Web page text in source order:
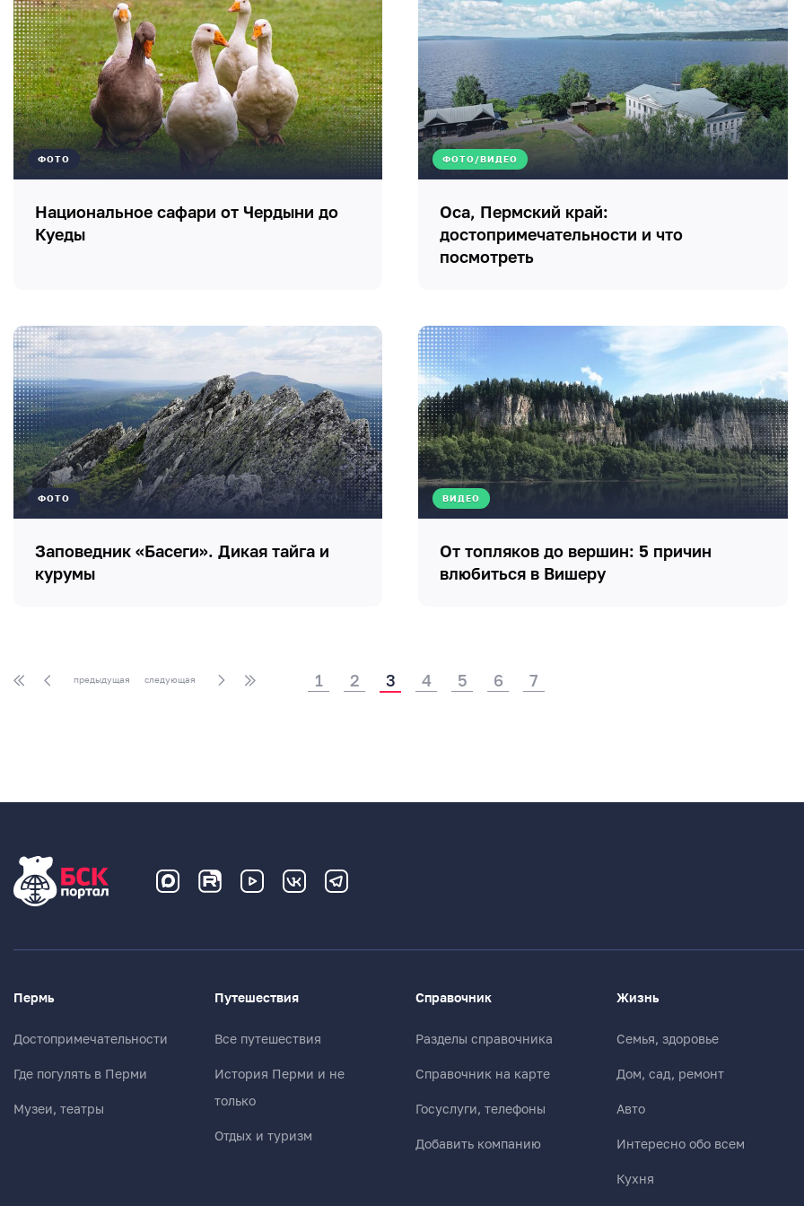
ФОТО
Национальное сафари от Чердыни до
Куеды
ФОТО/ВИДЕО
Оса, Пермский край:
достопримечательности и что
посмотреть
ФОТО
Заповедник «Басеги». Дикая тайга и
курумы
ВИДЕО
От топляков до вершин: 5 причин
влюбиться в Вишеру
предыдущая следующая 1 2 3 4 5 6 7
Пермь
Достопримечательности
Где погулять в Перми
Музеи, театры
Путешествия
Все путешествия
История Перми и не
только
Отдых и туризм
Справочник
Разделы справочника
Справочник на карте
Госуслуги, телефоны
Добавить компанию
Жизнь
Семья, здоровье
Дом, сад, ремонт
Авто
Интересно обо всем
Кухня